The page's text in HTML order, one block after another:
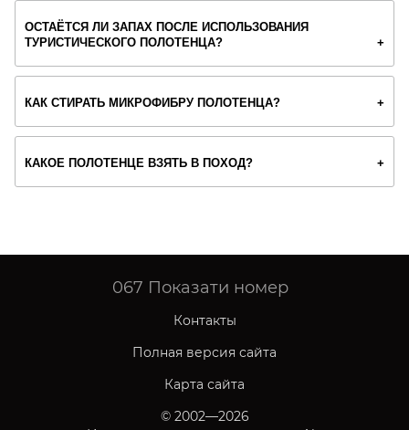
ОСТАЁТСЯ ЛИ ЗАПАХ ПОСЛЕ ИСПОЛЬЗОВАНИЯ
ТУРИСТИЧЕСКОГО ПОЛОТЕНЦА?
КАК СТИРАТЬ МИКРОФИБРУ ПОЛОТЕНЦА?
КАКОЕ ПОЛОТЕНЦЕ ВЗЯТЬ В ПОХОД?
067 Показати номер
Контакты
Полная версия сайта
Карта сайта
© 2002—2026